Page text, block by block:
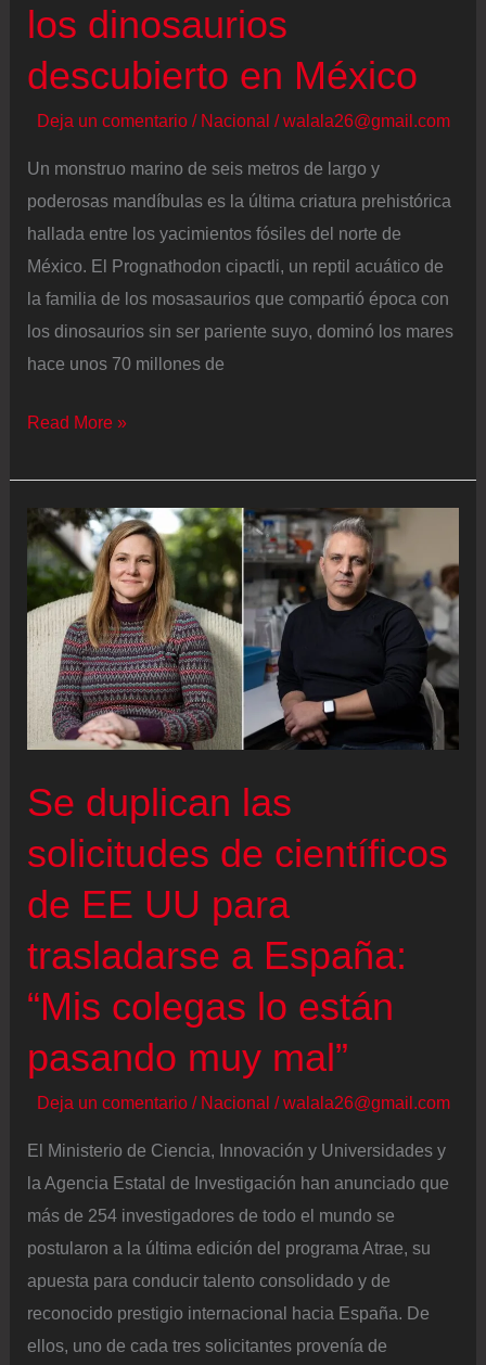
maniobra
antes
de
iniciar
reentrada
los dinosaurios
descubierto en México
Deja un comentario / Nacional /walala26@gmail.com
Un monstruo marino de seis metros de largo y
poderosas mandíbulas es la última criatura prehistórica
hallada entre los yacimientos fósiles del norte de
México. El Prognathodon cipactli, un reptil acuático de
la familia de los mosasaurios que compartió época con
los dinosaurios sin ser pariente suyo, dominó los mares
hace unos 70 millones de
Así
el
‘Prognathodon
cipactli’,
el
monstruo
marino
de
la
época
los
dinosaurios
en
México
Read More »
Se duplican las
solicitudes de científicos
de EE UU para
trasladarse a España:
“Mis colegas lo están
pasando muy mal”
Deja un comentario / Nacional /walala26@gmail.com
El Ministerio de Ciencia, Innovación y Universidades y
la Agencia Estatal de Investigación han anunciado que
más de 254 investigadores de todo el mundo se
postularon a la última edición del programa Atrae, su
apuesta para conducir talento consolidado y de
reconocido prestigio internacional hacia España. De
ellos, uno de cada tres solicitantes provenía de